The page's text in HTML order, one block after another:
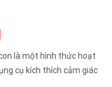
là một hình thức hoạt
cụ kích thích cảm giác